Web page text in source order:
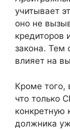
учитывает
оно не
кредиторов
закона. Тем
влияет на
Кроме того,
что только
конкретную
должника